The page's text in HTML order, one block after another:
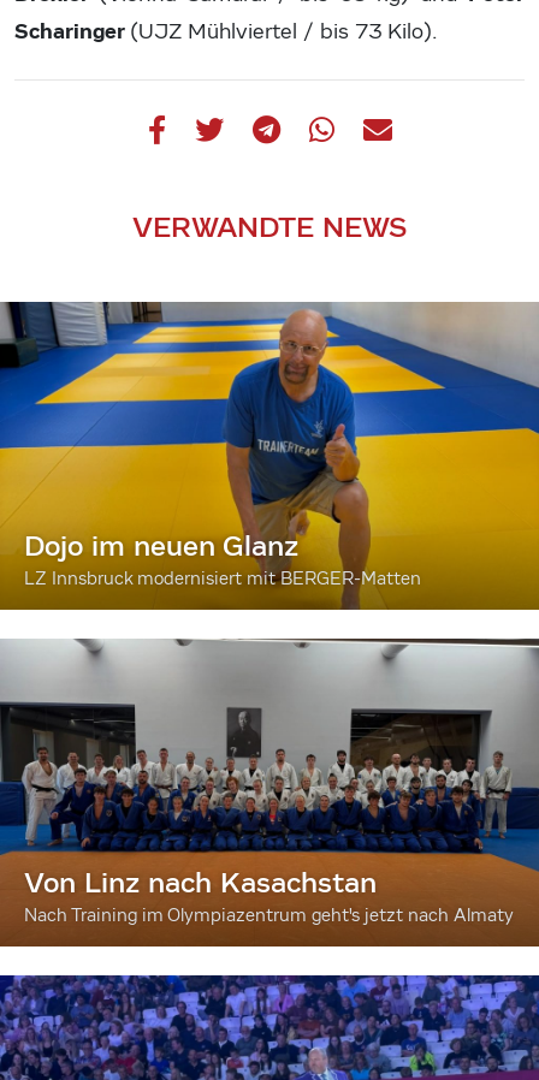
Scharinger (UJZ Mühlviertel / bis 73 Kilo).
VERWANDTE NEWS
Dojo im neuen Glanz
LZ Innsbruck modernisiert mit BERGER-Matten
Von Linz nach Kasachstan
Nach Training im Olympiazentrum geht's jetzt nach Almaty